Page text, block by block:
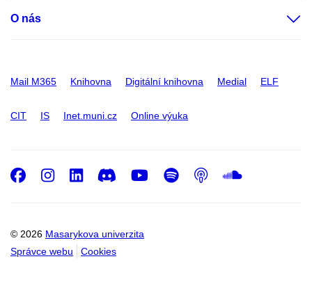
O nás
Mail M365 Knihovna Digitální knihovna Medial ELF
CIT IS Inet.muni.cz Online výuka
© 2026 Masarykova univerzita
Správce webu
Cookies
Facebook
Instagram
LinkedIn
DiscordYoutube
Spotify
Podcast